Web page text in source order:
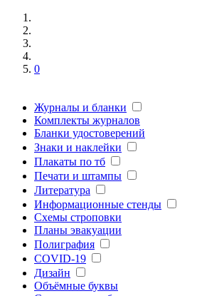
0
Журналы и бланки
Комплекты журналов
Бланки удостоверений
Знаки и наклейки
Плакаты по тб
Печати и штампы
Литература
Информационные стенды
Схемы строповки
Планы эвакуации
Полиграфия
COVID-19
Дизайн
Объёмные буквы